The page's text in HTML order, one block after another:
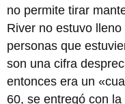
no permite tirar
River no estuvo
personas que
son una cifra
entonces era un
60, se entregó con